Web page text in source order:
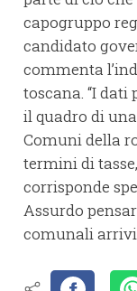
capogruppo
candidato
commenta
toscana. “I
il quadro di
Comuni della
termini di
corrisponde
Assurdo
comunali